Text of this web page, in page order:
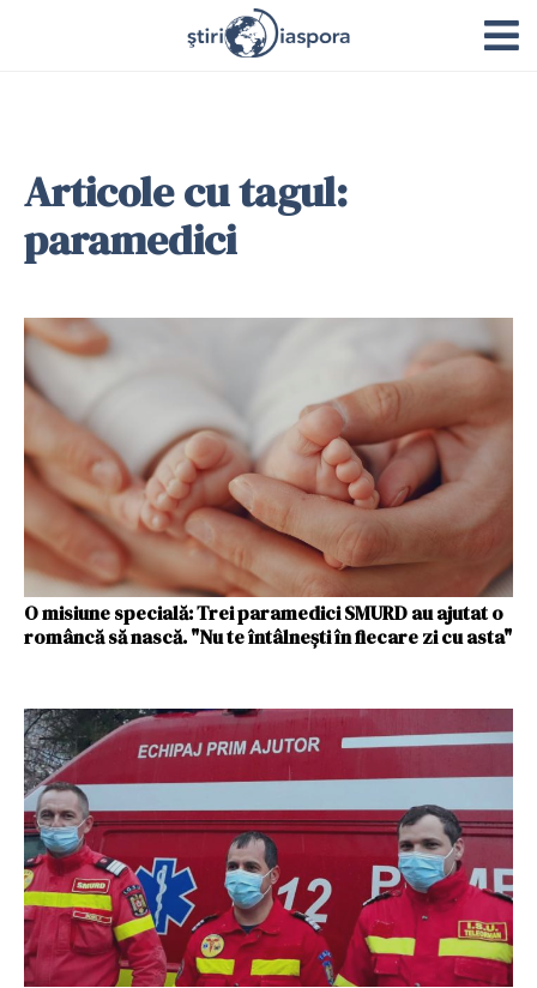
Articole cu tagul:
paramedici
O misiune specială: Trei paramedici SMURD au ajutat o
româncă să nască. "Nu te întâlnești în fiecare zi cu asta"